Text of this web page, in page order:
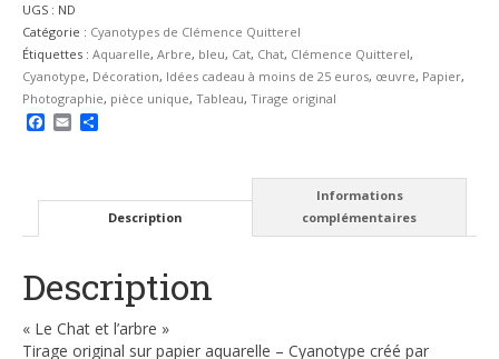
UGS : ND
Catégorie : Cyanotypes de Clémence Quitterel
Étiquettes : Aquarelle, Arbre, bleu, Cat, Chat, Clémence Quitterel,
Cyanotype, Décoration, Idées cadeau à moins de 25 euros, œuvre, Papier,
Photographie, pièce unique, Tableau, Tirage original
Facebook
Email
Description
Informations
complémentaires
Description
« Le Chat et l’arbre »
Tirage original sur papier aquarelle – Cyanotype créé par